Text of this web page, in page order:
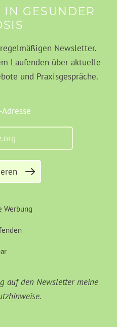
GESUNDER
Newsletter.
Laufenden über aktuelle
und Praxisgespräche.
Werbung
auf den Newsletter meine
.